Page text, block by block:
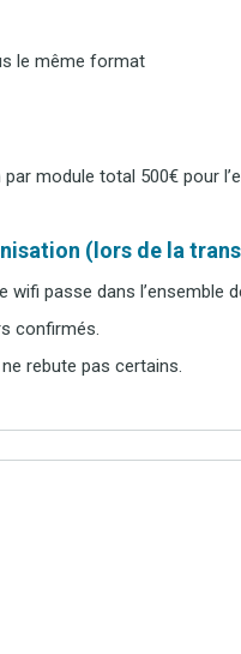
le même format
module total 500€ pour
(lors de la
passe dans l’ensemble
confirmés.
rebute pas certains.